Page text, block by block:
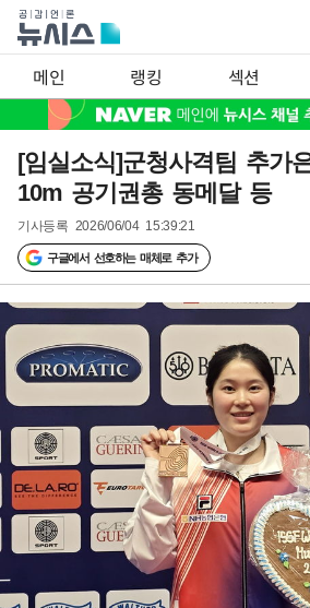
메인 랭킹 섹션
[임실소식]군청사격팀 추가
10m 공기권총 동메달 등
기사등록 2026/06/04 15:39:21
구글에서 선호하는 매체로 추가